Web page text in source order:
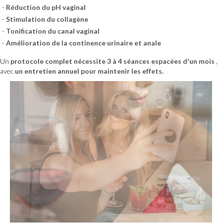
Réduction du pH vaginal
Stimulation du collagène
Tonification du canal vaginal
Amélioration de la continence urinaire et anale
Un protocole complet nécessite 3 à 4 séances espacées d'un mois ,
avec un entretien annuel pour maintenir les effets.